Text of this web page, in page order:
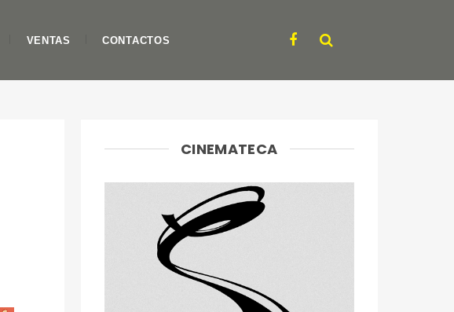
VENTAS CONTACTOS
CINEMATECA